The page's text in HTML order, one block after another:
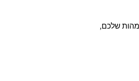
שלכם,